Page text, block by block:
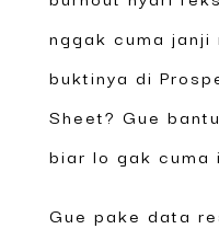
nggak cuma
buktinya di
Sheet? Gue
biar lo gak cuma
Gue pake data